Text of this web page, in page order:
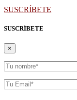
SUSCRÍBETE
SUSCRÍBETE
×